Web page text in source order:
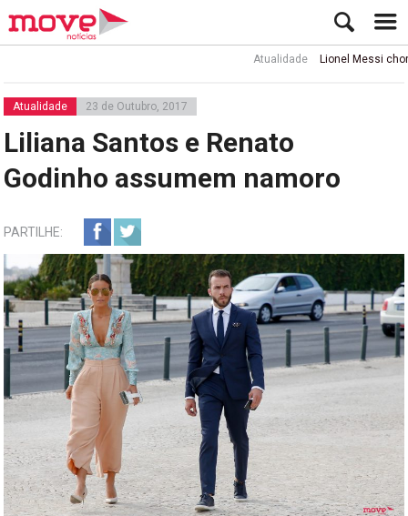
Atualidade Lionel Messi chora a
Atualidade 23 de Outubro, 2017
Liliana Santos e Renato
Godinho assumem namoro
PARTILHE: